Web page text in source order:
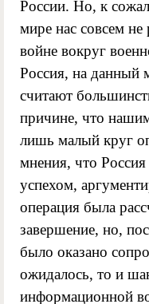
России. Но, к
мире нас совсем
войне вокруг
Россия, на данный
считают
причине, что
лишь малый круг
мнения, что
успехом,
операция была
завершение, но,
было оказано
ожидалось, то и
информационной